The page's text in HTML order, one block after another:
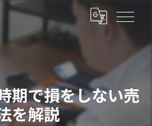
期で損をしない売
を解説